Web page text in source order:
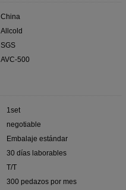
China
Allcold
SGS
AVC-500
1set
negotiable
Embalaje estándar
30 días laborables
T/T
300 pedazos por mes